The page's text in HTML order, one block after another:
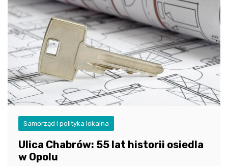
Samorząd i polityka lokalna
Ulica Chabrów: 55 lat historii osiedla
w Opolu